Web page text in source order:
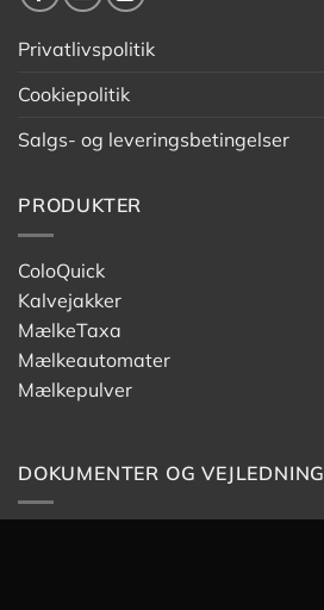
Privatlivspolitik
Cookiepolitik
Salgs- og leveringsbetingelser
PRODUKTER
ColoQuick
Kalvejakker
MælkeTaxa
Mælkeautomater
Mælkepulver
DOKUMENTER OG VEJLEDNING